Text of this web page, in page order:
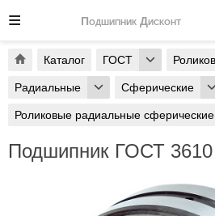
Каталог ГОСТ
Радиальные Сферические
Роликовые радиальные сферические
Подшипник ГОСТ
Подшипник Дисконт